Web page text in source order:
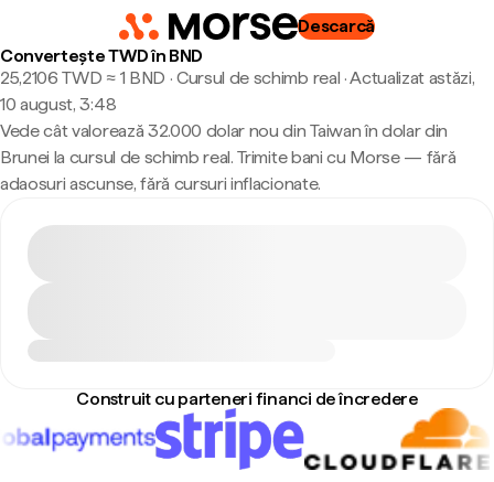
Descarcă
Convertește TWD în BND
25,2106 TWD ≈ 1 BND · Cursul de schimb real ·Actualizat astăzi,
10 august, 3:48
Vede cât valorează 32.000 dolar nou din Taiwan în dolar din
Brunei la cursul de schimb real. Trimite bani cu Morse — fără
adaosuri ascunse, fără cursuri inflacionate.
Construit cu parteneri financi de încredere